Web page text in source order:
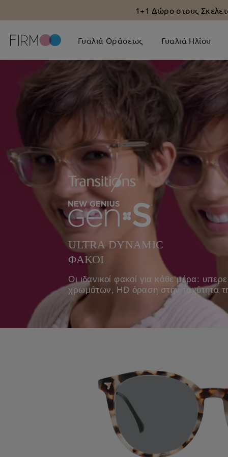
1+1 Δώρο στους
Γυαλιά Οράσεως Γυαλιά Ηλίου
ULTRA DYNAMIC
ΦΑΚΟΙ​
Οι ιδανικοί φακοί για κάθε μέρα:
χρωμάτων, HD όραση στην ταχύτητα